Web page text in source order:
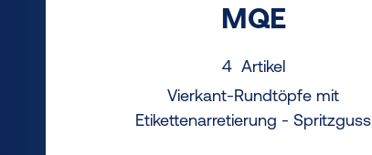
MQE
4 Artikel
Vierkant-Rundtöpfe mit
Etikettenarretierung - Spritzguss